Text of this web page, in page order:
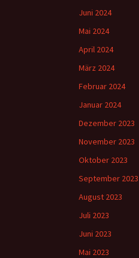
Juni 2024
Mai 2024
April 2024
März 2024
Februar 2024
Januar 2024
Dezember 2023
November 2023
Oktober 2023
September 2023
August 2023
Juli 2023
Juni 2023
Mai 2023